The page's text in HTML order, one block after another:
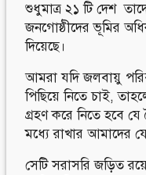
শুধুমাত্র ২১ টি দেশ
জনগোষ্ঠীদের ভূমির
দিয়েছে।
আমরা যদি জলবায়ু
পিছিয়ে নিতে চাই,
গ্রহণ করে নিতে হবে যে
মধ্যে রাখার আমাদের
সেটি সরাসরি জড়িত